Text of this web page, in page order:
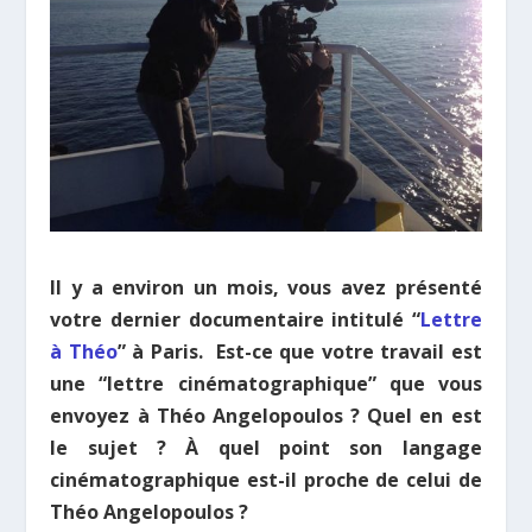
Il y a environ un mois, vous avez présenté
votre dernier documentaire intitulé “Lettre
à Théo” à Paris. Est-ce que votre travail est
une “lettre cinématographique” que vous
envoyez à Théo Angelopoulos ? Quel en est
le sujet ? À quel point son langage
cinématographique est-il proche de celui de
Théo Angelopoulos ?